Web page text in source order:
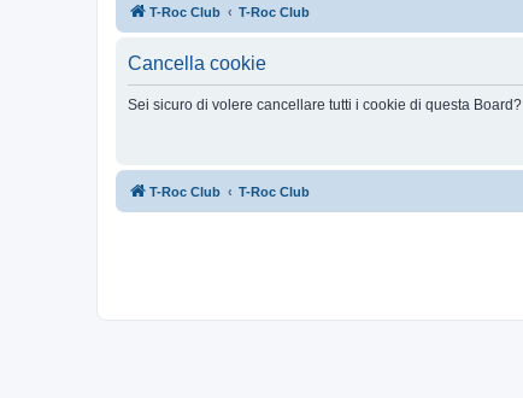
T-Roc Club T-Roc Club
Cancella cookie
Sei sicuro di volere cancellare tutti i cookie di questa Board?
T-Roc Club T-Roc Club